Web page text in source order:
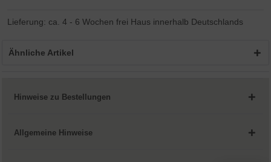
Lieferung: ca. 4 - 6 Wochen frei Haus innerhalb Deutschlands
Ähnliche Artikel
Hinweise zu Bestellungen
Allgemeine Hinweise